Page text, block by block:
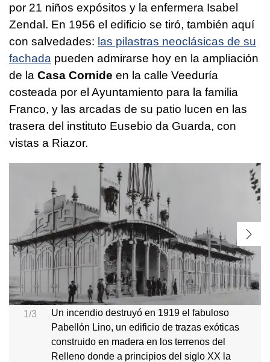
por 21 niños expósitos y la enfermera Isabel
Zendal. En 1956 el edificio se tiró, también aquí
con salvedades: las pilastras neoclásicas de su
fachada pueden admirarse hoy en la ampliación
de la Casa Cornide en la calle Veeduría
costeada por el Ayuntamiento para la familia
Franco, y las arcadas de su patio lucen en las
trasera del instituto Eusebio da Guarda, con
vistas a Riazor.
1/3
Un incendio destruyó en 1919 el fabuloso
Pabellón Lino, un edificio de trazas exóticas
construido en madera en los terrenos del
Relleno donde a principios del siglo XX la